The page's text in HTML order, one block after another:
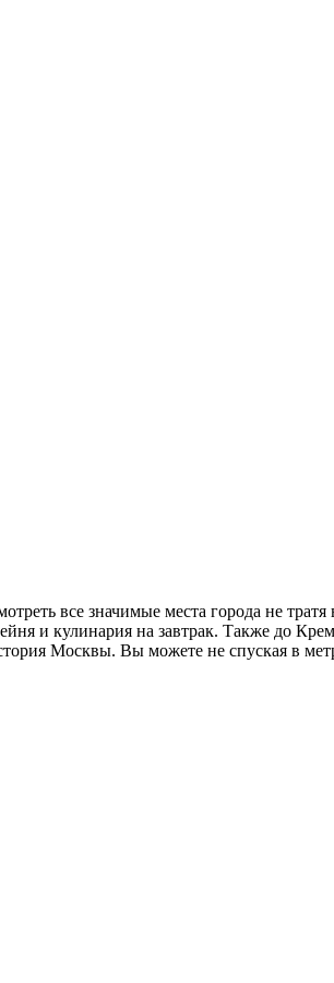
все значимые места города не
и кулинария на завтрак. Также до
Москвы. Вы можете не спуская в